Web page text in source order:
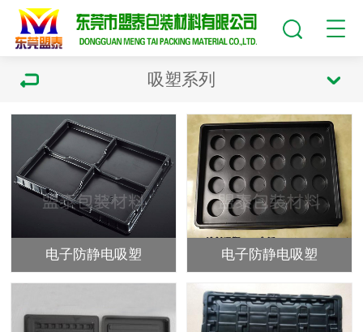
吸塑系列
电子防静电吸塑 电子防静电吸塑